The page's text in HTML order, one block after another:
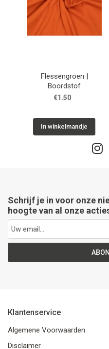
Flessengroen |
Boordstof
€1.50
In winkelmandje
Schrijf je in voor onze
hoogte van al onze
Klantenservice
Algemene Voorwaarden
Disclaimer